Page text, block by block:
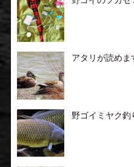
アタリが読めま
野ゴイミヤク